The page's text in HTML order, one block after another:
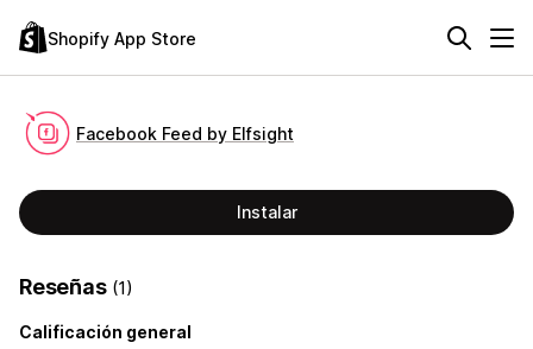
Shopify App Store
Facebook Feed by Elfsight
Instalar
Reseñas (1)
Calificación general